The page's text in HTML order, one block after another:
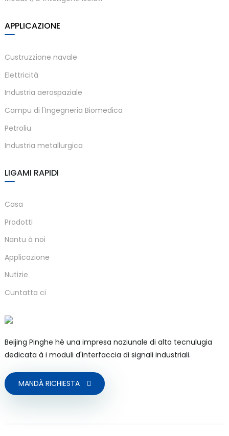
APPLICAZIONE
Custruzzione navale
Elettricità
Industria aerospaziale
Campu di l'Ingegneria Biomedica
Petroliu
Industria metallurgica
LIGAMI RAPIDI
Casa
Prodotti
Nantu à noi
Applicazione
Nutizie
Cuntatta ci
Beijing Pinghe hè una impresa naziunale di alta tecnulugia
dedicata à i moduli d'interfaccia di signali industriali.
MANDÀ RICHIESTA